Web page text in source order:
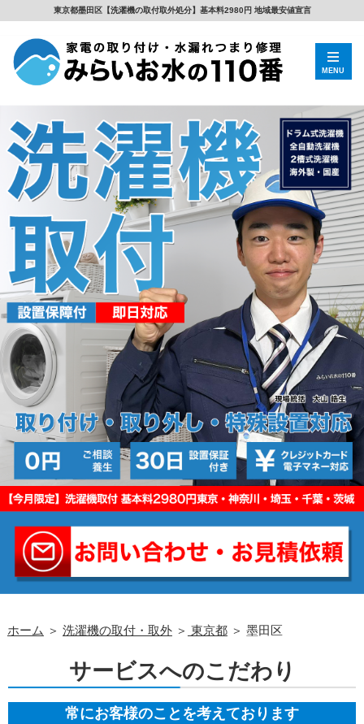
東京都墨田区【洗濯機の取付取外処分】基本料2980円 地域最安値宣言
MENU
ホーム ＞ 洗濯機の取付・取外＞ 東京都＞ 墨田区
サービスへのこだわり
常にお客様のことを考えております